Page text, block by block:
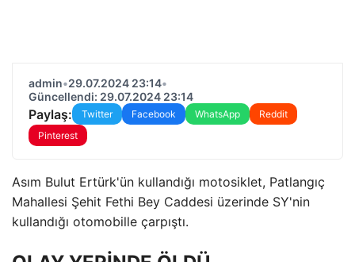
admin•29.07.2024 23:14•
Güncellendi: 29.07.2024 23:14
Paylaş: Twitter Facebook WhatsApp
Reddit
Pinterest
Asım Bulut Ertürk'ün kullandığı motosiklet, Patlangıç ​​
Mahallesi Şehit Fethi Bey Caddesi üzerinde SY'nin
kullandığı otomobille çarpıştı.